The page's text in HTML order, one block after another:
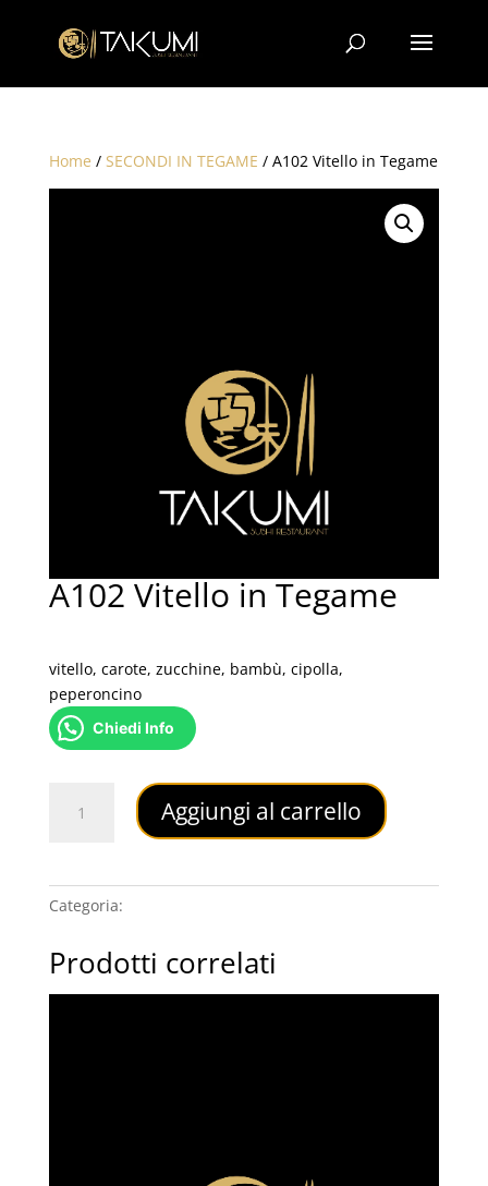
Home / SECONDI IN TEGAME / A102 Vitello in Tegame
A102 Vitello in Tegame
vitello, carote, zucchine, bambù, cipolla,
peperoncino
Chiedi Info
Vitello
quantità
Aggiungi al carrello
Categoria:
Prodotti correlati